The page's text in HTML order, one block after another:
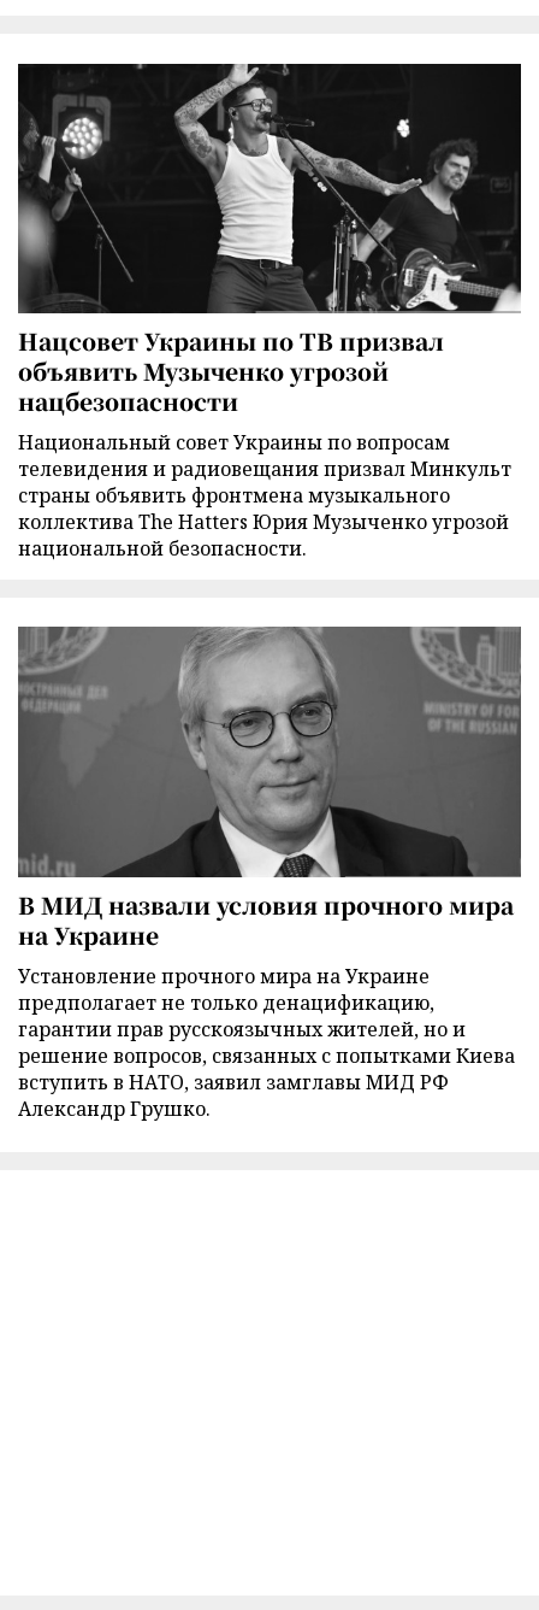
Нацсовет Украины по ТВ призвал
объявить Музыченко угрозой
нацбезопасности
Национальный совет Украины по вопросам
телевидения и радиовещания призвал Минкульт
страны объявить фронтмена музыкального
коллектива The Hatters Юрия Музыченко угрозой
национальной безопасности.
В МИД назвали условия прочного мира
на Украине
Установление прочного мира на Украине
предполагает не только денацификацию,
гарантии прав русскоязычных жителей, но и
решение вопросов, связанных с попытками Киева
вступить в НАТО, заявил замглавы МИД РФ
Александр Грушко.